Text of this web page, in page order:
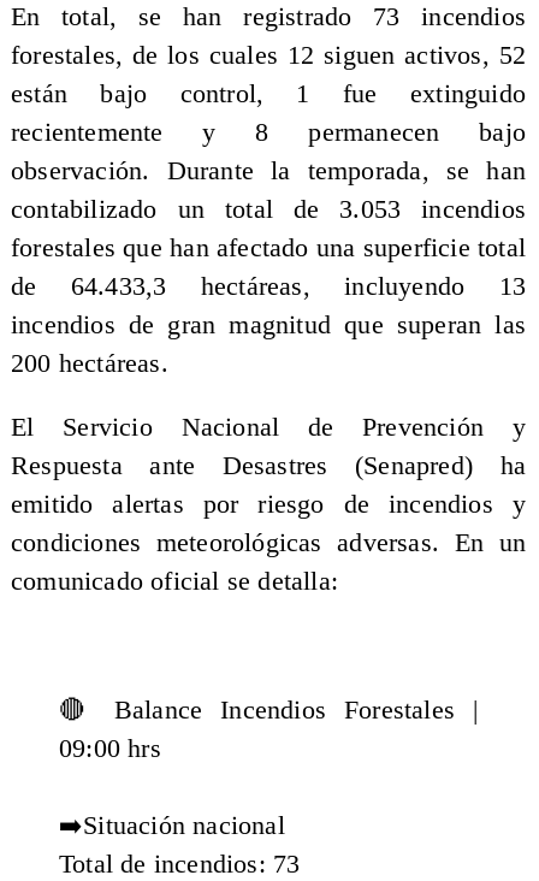
En total, se han registrado 73 incendios
forestales, de los cuales 12 siguen activos, 52
están bajo control, 1 fue extinguido
recientemente y 8 permanecen bajo
observación. Durante la temporada, se han
contabilizado un total de 3.053 incendios
forestales que han afectado una superficie total
de 64.433,3 hectáreas, incluyendo 13
incendios de gran magnitud que superan las
200 hectáreas.
El Servicio Nacional de Prevención y
Respuesta ante Desastres (Senapred) ha
emitido alertas por riesgo de incendios y
condiciones meteorológicas adversas. En un
comunicado oficial se detalla:
🔴 Balance Incendios Forestales |
09:00 hrs
➡️Situación nacional
Total de incendios: 73